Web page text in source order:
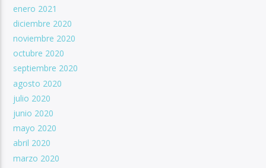
enero 2021
diciembre 2020
noviembre 2020
octubre 2020
septiembre 2020
agosto 2020
julio 2020
junio 2020
mayo 2020
abril 2020
marzo 2020